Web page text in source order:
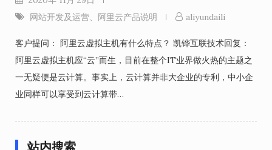
网站开发及运营、 阿里云产品说明 aliyundaili
客户提问： 阿里云虚拟主机有什么特点？ 凯铧互联技术回复：
阿里云虚拟主机应“云”而生，目前在整个IT业界做火热的主题之
一无疑便是云计算。事实上，云计算并非大企业的专利，中小企
业同样可以享受到云计算带…
站内搜索